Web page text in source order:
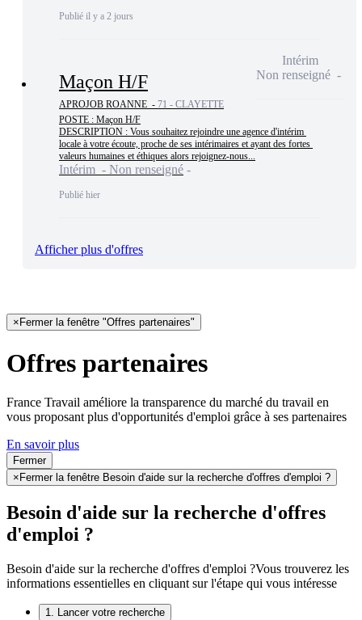
Publié il y a 2 jours
Maçon H/F
APROJOB ROANNE - 71 - CLAYETTE
POSTE : Maçon H/F
DESCRIPTION : Vous souhaitez rejoindre une agence d'intérim
locale à votre écoute, proche de ses intérimaires et ayant des fortes
valeurs humaines et éthiques alors rejoignez-nous...
Intérim - Non renseigné
Publié hier
Intérim
Non renseigné
Afficher plus d'offres
× Fermer la fenêtre "Offres partenaires"
Offres partenaires
France Travail améliore la transparence du marché du travail en
vous proposant plus d'opportunités d'emploi grâce à ses partenaires
En savoir plus
Fermer
× Fermer la fenêtre Besoin d'aide sur la recherche d'offres d'emploi ?
Besoin d'aide sur la recherche d'offres
d'emploi ?
Besoin d'aide sur la recherche d'offres d'emploi ?Vous trouverez les
informations essentielles en cliquant sur l'étape qui vous intéresse
1. Lancer votre recherche